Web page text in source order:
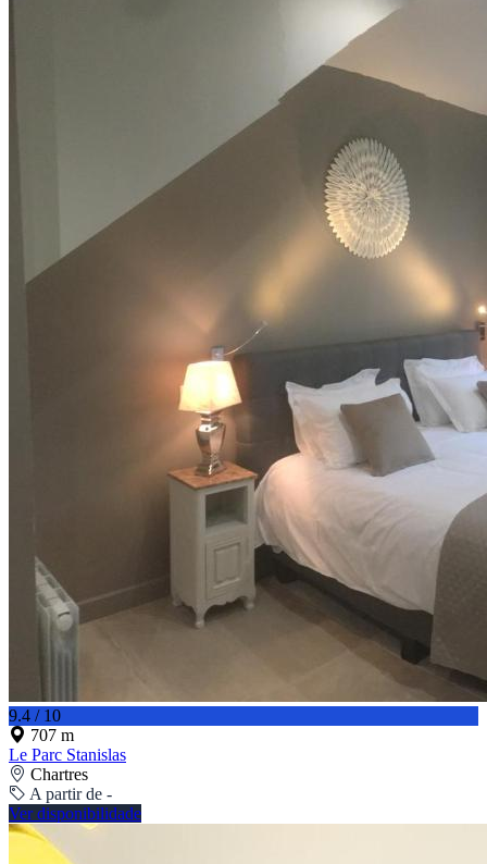
9.4 / 10
707 m
Le Parc Stanislas
Chartres
A partir de -
Ver disponibilidade